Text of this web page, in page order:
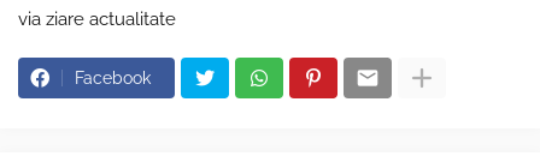
via ziare actualitate
Facebook